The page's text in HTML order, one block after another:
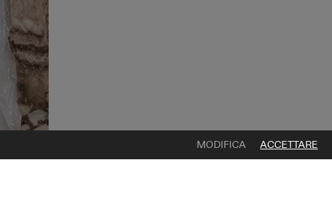
MODIFICA ACCETTARE